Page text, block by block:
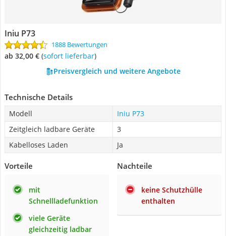
Iniu P73
1888 Bewertungen
ab 32,00 € ( Sofort lieferbar)
Preisvergleich und weitere Angebote
Technische Details
Modell
Iniu P73
Zeitgleich ladbare Geräte
3
Kabelloses Laden
Ja
Vorteile
mit
Schnellladefunktion
viele Geräte
gleichzeitig ladbar
Nachteile
keine Schutzhülle
enthalten